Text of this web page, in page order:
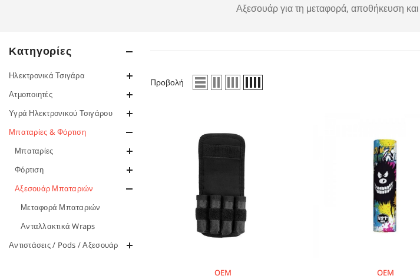
Αξεσουάρ για τη μεταφορά, αποθήκευση
Κατηγορίες
Ηλεκτρονικά Τσιγάρα
Ατμοποιητές
Υγρά Ηλεκτρονικού Τσιγάρου
Μπαταρίες & Φόρτιση
Μπαταρίες
Φόρτιση
Αξεσουάρ Μπαταριών
Μεταφορά Μπαταριών
Ανταλλακτικά Wraps
Αντιστάσεις / Pods / Αξεσουάρ
Προβολή
OEM OEM